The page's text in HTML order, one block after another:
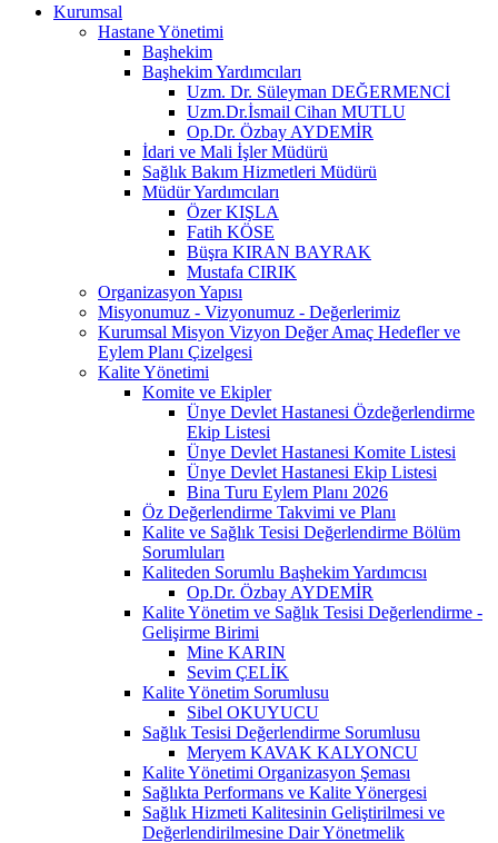
Kurumsal
Hastane Yönetimi
Başhekim
Başhekim Yardımcıları
Uzm. Dr. Süleyman DEĞERMENCİ
Uzm.Dr.İsmail Cihan MUTLU
Op.Dr. Özbay AYDEMİR
İdari ve Mali İşler Müdürü
Sağlık Bakım Hizmetleri Müdürü
Müdür Yardımcıları
Özer KIŞLA
Fatih KÖSE
Büşra KIRAN BAYRAK
Mustafa CIRIK
Organizasyon Yapısı
Misyonumuz - Vizyonumuz - Değerlerimiz
Kurumsal Misyon Vizyon Değer Amaç Hedefler ve
Eylem Planı Çizelgesi
Kalite Yönetimi
Komite ve Ekipler
Ünye Devlet Hastanesi Özdeğerlendirme
Ekip Listesi
Ünye Devlet Hastanesi Komite Listesi
Ünye Devlet Hastanesi Ekip Listesi
Bina Turu Eylem Planı 2026
Öz Değerlendirme Takvimi ve Planı
Kalite ve Sağlık Tesisi Değerlendirme Bölüm
Sorumluları
Kaliteden Sorumlu Başhekim Yardımcısı
Op.Dr. Özbay AYDEMİR
Kalite Yönetim ve Sağlık Tesisi Değerlendirme -
Gelişirme Birimi
Mine KARIN
Sevim ÇELİK
Kalite Yönetim Sorumlusu
Sibel OKUYUCU
Sağlık Tesisi Değerlendirme Sorumlusu
Meryem KAVAK KALYONCU
Kalite Yönetimi Organizasyon Şeması
Sağlıkta Performans ve Kalite Yönergesi
Sağlık Hizmeti Kalitesinin Geliştirilmesi ve
Değerlendirilmesine Dair Yönetmelik